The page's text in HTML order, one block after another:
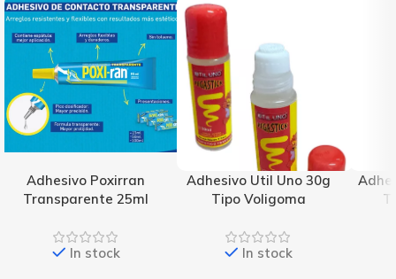
Adhesivo Poxirran
Transparente 25ml
In stock
Adhesivo Util Uno 30g
Tipo Voligoma
In stock